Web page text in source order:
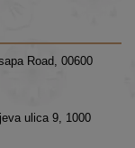
Road, 00600
ulica 9, 1000